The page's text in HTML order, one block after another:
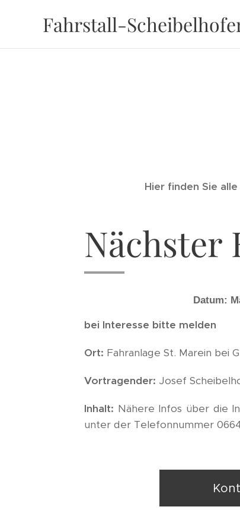
Fahrstall-
Hier finden Sie
Nächster
Datum:
bei Interesse bitte melden
Ort: Fahranlage St. Marein bei
Vortragender: Josef
Inhalt: Nähere Infos über die
unter der Telefonnummer